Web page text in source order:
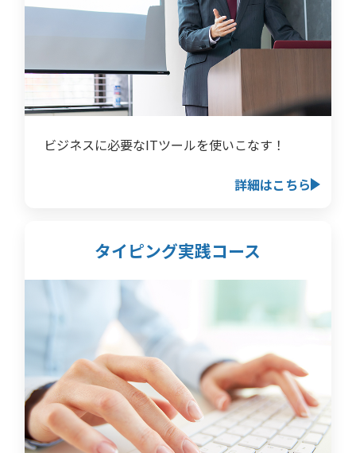
ビジネスに必要なITツールを使いこなす！
詳細はこちら
タイピング実践コース